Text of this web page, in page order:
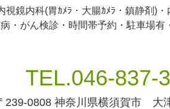
内科(胃ｶﾒﾗ・大腸ｶﾒﾗ・鎮静剤)・
・がん検診・時間帯予約・駐車場有
TEL.046-837-
239-0808 神奈川県横須賀市 大